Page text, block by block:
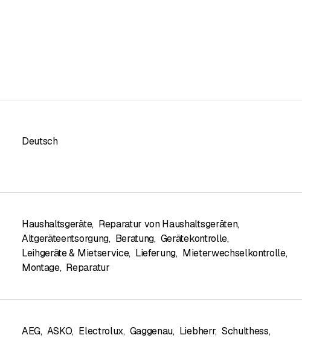
Deutsch
Haushaltsgeräte, Reparatur von Haushaltsgeräten,
Altgeräteentsorgung, Beratung, Gerätekontrolle,
Leihgeräte & Mietservice, Lieferung, Mieterwechselkontrolle,
Montage, Reparatur
AEG, ASKO, Electrolux, Gaggenau, Liebherr, Schulthess,